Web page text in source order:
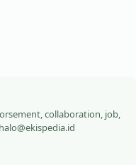
collaboration, job,